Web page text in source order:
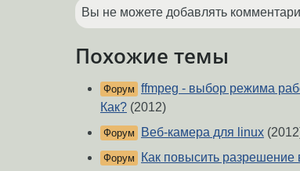
Вы не можете добавлять
Похожие темы
Форум ffmpeg - выбор режима
Как? (2012)
Форум Веб-камера для linux
Форум Как повысить